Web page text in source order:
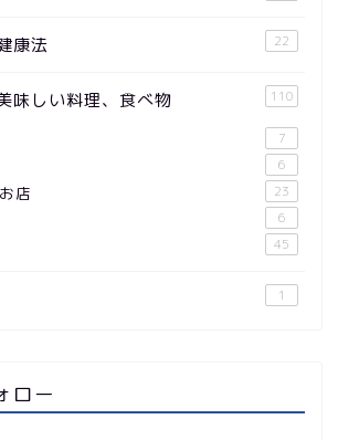
康法 22
味しい料理、食べ物 110
7
6
店 23
6
45
1
ロー